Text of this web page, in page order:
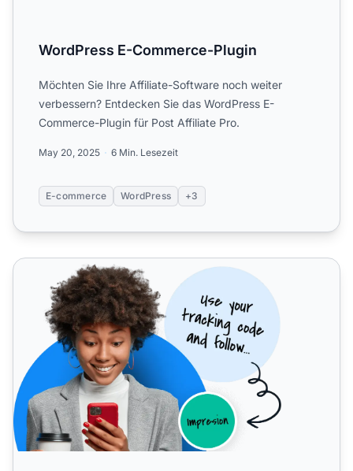
WordPress E-Commerce-Plugin
Möchten Sie Ihre Affiliate-Software noch weiter
verbessern? Entdecken Sie das WordPress E-
Commerce-Plugin für Post Affiliate Pro.
May 20, 2025 6 Min. Lesezeit
E-commerce WordPress +3
Affiliate-Software für WordPress